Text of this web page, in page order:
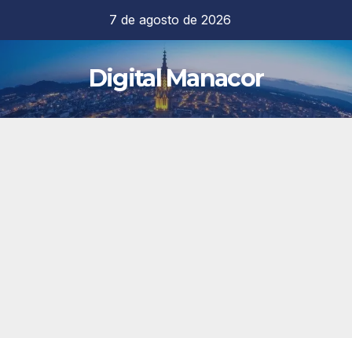
contenido
7 de agosto de 2026
Digital Manacor